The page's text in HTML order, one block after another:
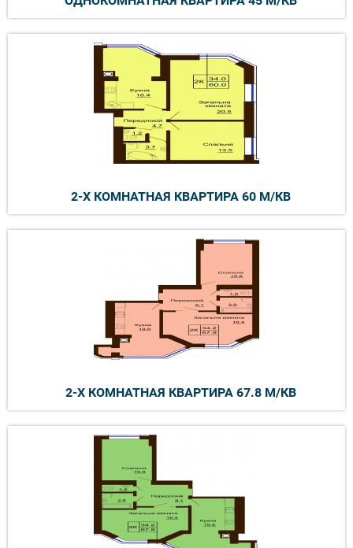
2-Х КОМНАТНАЯ КВАРТИРА 60 М/КВ
2-Х КОМНАТНАЯ КВАРТИРА 67.8 М/КВ